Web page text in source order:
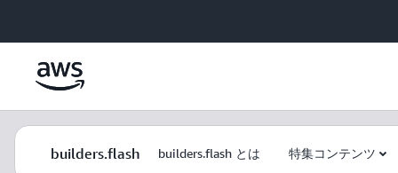
builders.flash builders.flash とは 特集コンテンツ